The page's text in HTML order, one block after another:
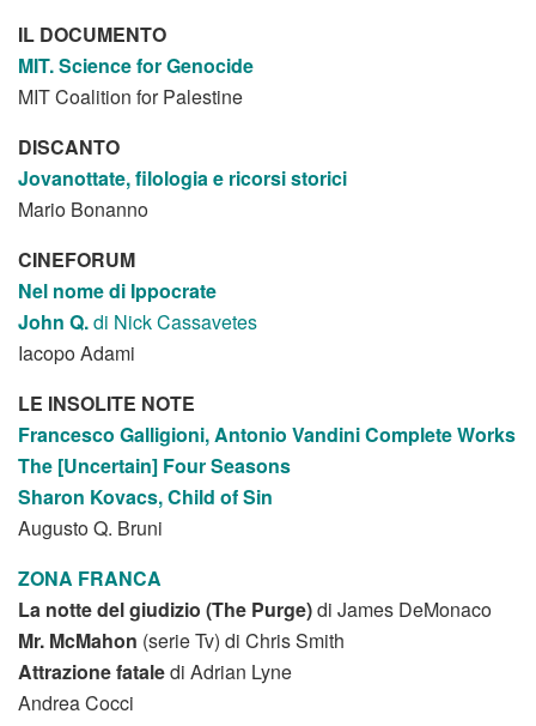
IL DOCUMENTO
MIT. Science for Genocide
MIT Coalition for Palestine
DISCANTO
Jovanottate,filologia e ricorsi storici
Mario Bonanno
CINEFORUM
Nel nome di Ippocrate
John Q.di Nick Cassavetes
Iacopo Adami
LE INSOLITE NOTE
Francesco Galligioni,Antonio Vandini Complete Works
The [Uncertain] Four Seasons
Sharon Kovacs, Child of Sin
Augusto Q. Bruni
ZONA FRANCA
La notte del giudizio (The Purge)di James DeMonaco
Mr. McMahon (serie Tv) di Chris Smith
Attrazione fataledi Adrian Lyne
Andrea Cocci